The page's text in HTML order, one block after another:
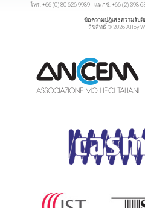
โทร: +66 (0) 80 626 9989 | แฟกซ์: +66 (2) 398
ข้อความปฏิเสธความรับ
ลิขสิทธิ์ © 2026 Alloy